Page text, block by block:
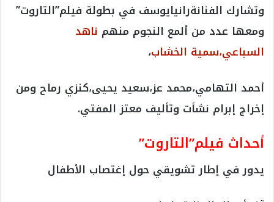
وتشارك الفنانةرانيايوسف في بطولة فيلم”التاروت”
ومعها عدد من ألمع النجوم منهم ناهد
السباعي،سمية الخشاب،
أحمد التهامي،محمد عز،سعيد يحيى،كنزي رماح ومن
إخراج إبرام نشأت وتأليف معتز المفتي.
أحداث فيلم”التاروت”
يدور في إطار تشويقي حول إغتصاب الأطفال